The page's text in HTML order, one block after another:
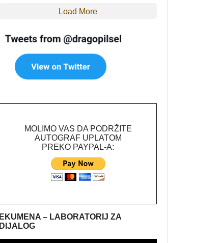
Load More
MOLIMO VAS DA PODRŽITE
AUTOGRAF UPLATOM
PREKO PAYPAL-A:
EKUMENA – LABORATORIJ ZA
DIJALOG